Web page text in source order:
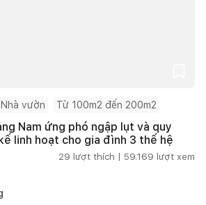
Nhà vườn Từ 100m2 đến 200m2
Nam ứng phó ngập lụt và quy
linh hoạt cho gia đình 3 thế hệ
29 lượt thích | 59.169 lượt xem